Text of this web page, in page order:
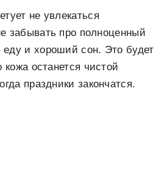
не увлекаться
забывать про полноценный
и хороший сон. Это будет
кожа останется чистой
праздники закончатся.